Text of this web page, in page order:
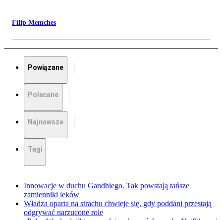
Filip Memches
Powiązane
Polecane
Najnowsze
Tagi
Innowacje w duchu Gandhiego. Tak powstają tańsze
zamienniki leków
Władza oparta na strachu chwieje się, gdy poddani przestają
odgrywać narzucone role